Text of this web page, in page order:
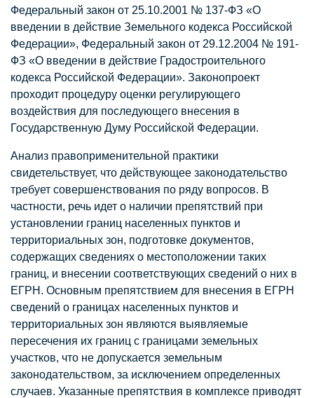
Федеральный закон от 25.10.2001 № 137-ФЗ «О
введении в действие Земельного кодекса Российской
Федерации», Федеральный закон от 29.12.2004 № 191-
ФЗ «О введении в действие Градостроительного
кодекса Российской Федерации». Законопроект
проходит процедуру оценки регулирующего
воздействия для последующего внесения в
Государственную Думу Российской Федерации.
Анализ правоприменительной практики
свидетельствует, что действующее законодательство
требует совершенствования по ряду вопросов. В
частности, речь идет о наличии препятствий при
установлении границ населенных пунктов и
территориальных зон, подготовке документов,
содержащих сведениях о местоположении таких
границ, и внесении соответствующих сведений о них в
ЕГРН. Основным препятствием для внесения в ЕГРН
сведений о границах населенных пунктов и
территориальных зон являются выявляемые
пересечения их границ с границами земельных
участков, что не допускается земельным
законодательством, за исключением определенных
случаев. Указанные препятствия в комплексе приводят